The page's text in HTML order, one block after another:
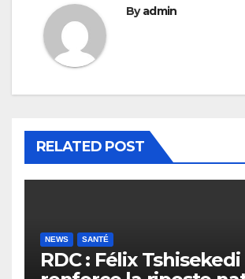
Byadmin
RELATED POST
NEWS SANTÉ
RDC : Félix Tshisekedi